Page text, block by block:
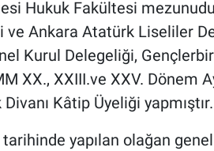
Hukuk Fakültesi
ve Ankara Atatürk Liseliler
Kurul Delegeliği,
XX., XXIII.ve XXV. Dönem
Kâtip Üyeliği
yapılan olağan